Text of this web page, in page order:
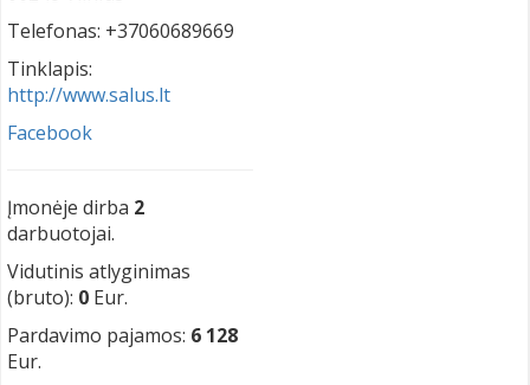
Telefonas: +37060689669
Tinklapis:
http://www.salus.lt
Facebook
Įmonėje dirba 2
darbuotojai.
Vidutinis atlyginimas
(bruto): 0 Eur.
Pardavimo pajamos: 6 128
Eur.